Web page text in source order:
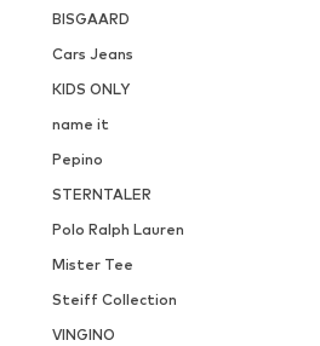
BISGAARD
Cars Jeans
KIDS ONLY
name it
Pepino
STERNTALER
Polo Ralph Lauren
Mister Tee
Steiff Collection
VINGINO